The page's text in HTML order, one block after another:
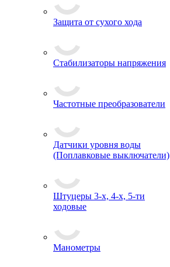
Защита от сухого хода
Стабилизаторы напряжения
Частотные преобразователи
Датчики уровня воды
(Поплавковые выключатели)
Штуцеры 3-х, 4-х, 5-ти
ходовые
Манометры